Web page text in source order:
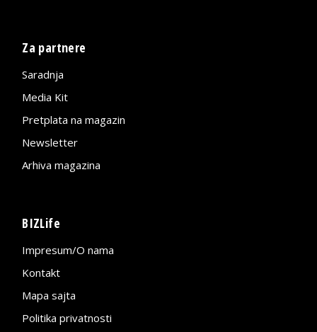
Za partnere
Saradnja
Media Kit
Pretplata na magazin
Newsletter
Arhiva magazina
BIZLife
Impresum/O nama
Kontakt
Mapa sajta
Politika privatnosti